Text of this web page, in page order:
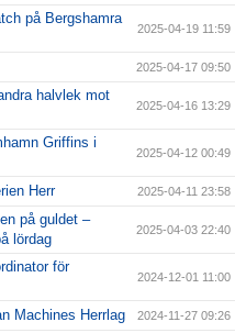
på Bergshamra
2025-04-19 11:59
2025-04-17 09:50
halvlek mot
2025-04-16 13:29
Griffins i
2025-04-12 00:49
Herr 2025-04-11 23:58
på guldet –
lördag
2025-04-03 22:40
för
2024-12-01 11:00
Machines Herrlag 2024-11-27 09:26